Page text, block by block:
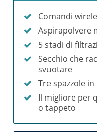
Comandi
Aspirapolvere
5 stadi di
Secchio che
svuotare
Tre spazzole
Il migliore per
o tappeto